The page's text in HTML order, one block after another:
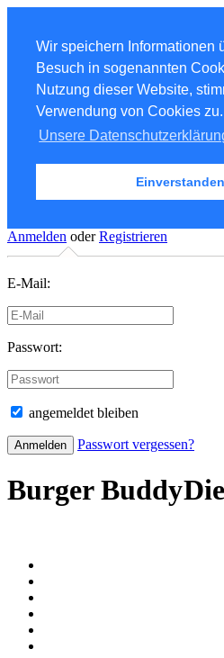
Wir speichern Informationen
Besuch in sogenannten
Nutzung dieser Website,
Verwendung von Cookies zu.
Unsere
Einverstanden
Anmelden oder Registrieren
E-Mail:
Passwort:
angemeldet bleiben
Passwort vergessen?
Burger Buddy